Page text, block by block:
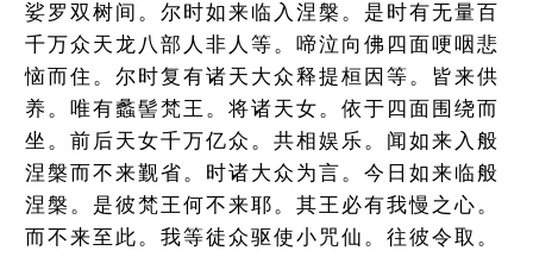
娑罗双树间。尔时如来临入涅槃。是时有无量百
千万众天龙八部人非人等。啼泣向佛四面哽咽悲
恼而住。尔时复有诸天大众释提桓因等。皆来供
养。唯有蠡髻梵王。将诸天女。依于四面围绕而
坐。前后天女千万亿众。共相娱乐。闻如来入般
涅槃而不来觐省。时诸大众为言。今日如来临般
涅槃。是彼梵王何不来耶。其王必有我慢之心。
而不来至此。我等徒众驱使小咒仙。往彼令取。